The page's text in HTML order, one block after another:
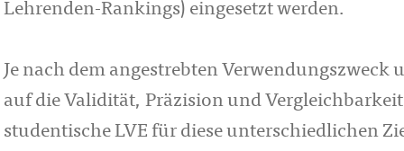
Lehrenden-Ran­kings) eingesetzt werden.
Je nach dem angestrebten
auf die Validität, Präzision und
studentische LVE für diese unterschiedlichen